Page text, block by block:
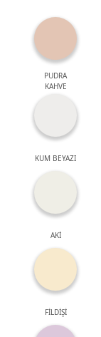
PUDRA
KAHVE
KUM BEYAZI
AKİ
FİLDİŞİ